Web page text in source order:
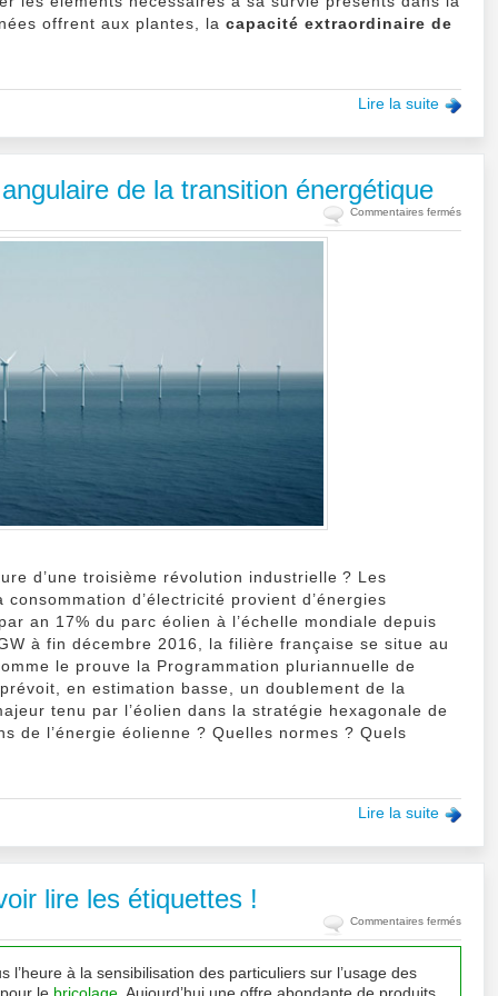
offrent aux plantes, la capacité extraordinaire de
Lire la suite
de la transition énergétique
Commentaires ferméssur
(Dossier)
d’une troisième révolution industrielle ? Les
d’électricité provient d’énergies
an 17% du parc éolien à l’échelle mondiale depuis
à fin décembre 2016, la filière française se situe au
le prouve la Programmation pluriannuelle de
en estimation basse, un doublement de la
tenu par l’éolien dans la stratégie hexagonale de
de l’énergie éolienne ? Quelles normes ? Quels
Lire la suite
lire les étiquettes !
Commentaires ferméssur
(Dossier)
l’heure à la sensibilisation des particuliers sur l’usage des